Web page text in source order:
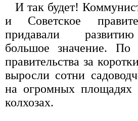
И так будет!
и Советское
придавали
большое значение.
правительства за
выросли сотни
на огромных площадях
колхозах.